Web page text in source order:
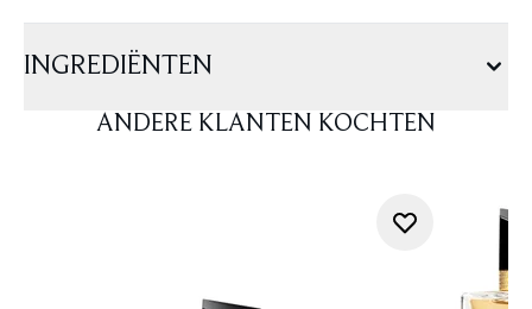
INGREDIËNTEN
ANDERE KLANTEN KOCHTEN